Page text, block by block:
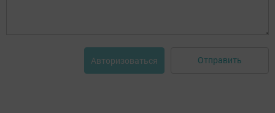
Авторизоваться Отправить